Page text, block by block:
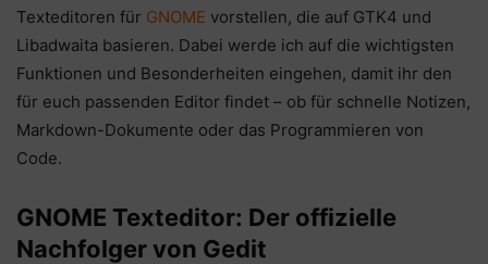
Texteditoren für GNOME vorstellen, die auf GTK4 und
Libadwaita basieren. Dabei werde ich auf die wichtigsten
Funktionen und Besonderheiten eingehen, damit ihr den
für euch passenden Editor findet – ob für schnelle Notizen,
Markdown-Dokumente oder das Programmieren von
Code.
GNOME Texteditor: Der offizielle
Nachfolger von Gedit